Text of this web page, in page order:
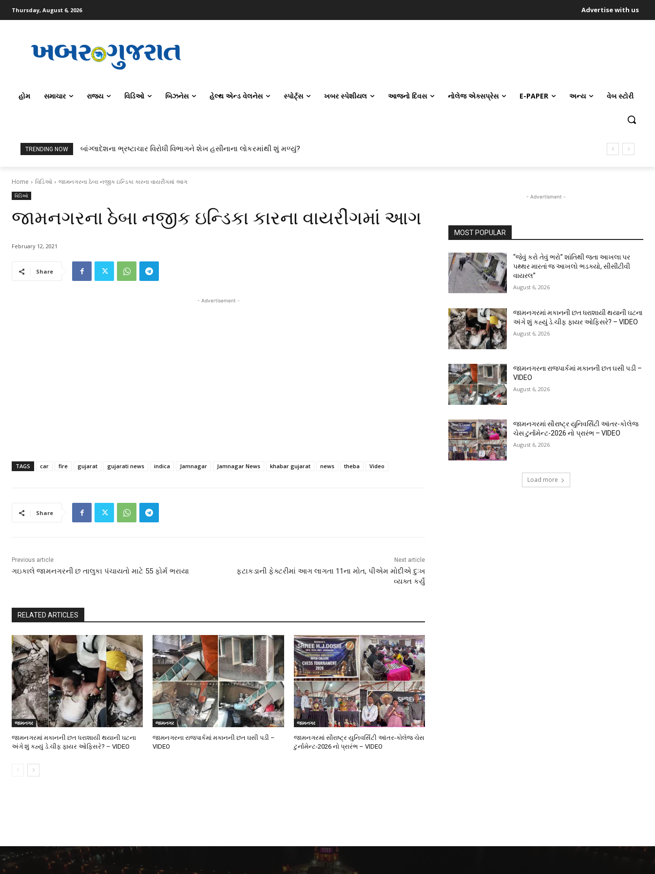
Thursday, August 6, 2026 Advertise with us
હોમ સમાચાર રાજ્ય વિડિઓ બિઝનેસ હેલ્થ એન્ડ વેલનેસ સ્પોર્ટ્સ ખબર સ્પેશીયલ આજનો દિવસ નોલેજ એક્સપ્રેસ E-PAPER અન્ય વેબ સ્ટોરી
TRENDING NOW બાંગ્લાદેશના ભ્રષ્ટાચાર વિરોધી વિભાગને શેખ હસીનાના લોકરમાંથી શું મળ્યું?
Home વિડિઓ જામનગરના ઠેબા નજીક ઇન્ડિકા કારના વાયરીંગમાં આગ
વિડિઓ
જામનગરના ઠેબા નજીક ઇન્ડિકા કારના વાયરીંગમાં આગ
February 12, 2021
Share
- Advertisement -
TAGS car fire gujarat gujarati news indica Jamnagar Jamnagar News khabar gujarat news theba Video
Share
Previous article
ગઇકાલે જામનગરની છ તાલુકા પંચાયતો માટે 55 ફોર્મ ભરાયા
Next article
ફટાકડાની ફેક્ટરીમાં આગ લાગતા 11ના મોત, પીએમ મોદીએ દુઃખ
વ્યક્ત કર્યું
RELATED ARTICLES
જામનગર
જામનગરમાં મકાનની છત ધરાશાયી થયાની ઘટના
અંગે શું કહ્યું ડે.ચીફ ફાયર ઓફિસરે? – VIDEO
જામનગર
જામનગરના રાજપાર્કમાં મકાનની છત ઘસી પડી –
VIDEO
જામનગર
જામનગરમાં સૌરાષ્ટ્ર યુનિવર્સિટી આંતર-કોલેજ ચેસ
ટુર્નામેન્ટ-2026 નો પ્રારંભ – VIDEO
- Advertisment -
MOST POPULAR
“જેવું કરો તેવું ભરો” શાંતિથી જતા આખલા પર
પથ્થર મારતાં જ આખલો ભડક્યો, સીસીટીવી
વાયરલ”
August 6, 2026
જામનગરમાં મકાનની છત ધરાશાયી થયાની ઘટના
અંગે શું કહ્યું ડે.ચીફ ફાયર ઓફિસરે? – VIDEO
August 6, 2026
જામનગરના રાજપાર્કમાં મકાનની છત ઘસી પડી –
VIDEO
August 6, 2026
જામનગરમાં સૌરાષ્ટ્ર યુનિવર્સિટી આંતર-કોલેજ
ચેસ ટુર્નામેન્ટ-2026 નો પ્રારંભ – VIDEO
August 6, 2026
Load more